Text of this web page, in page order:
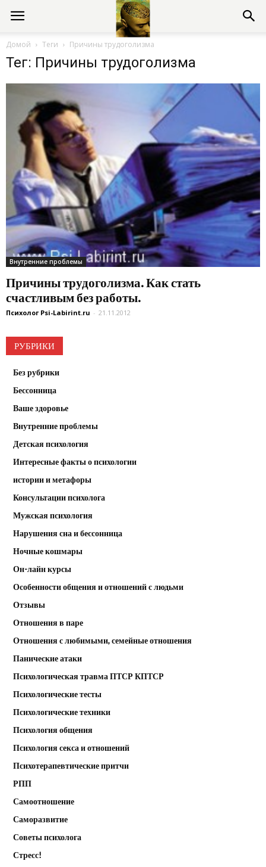
Консультации
психолога
онлайн
Домой Теги Причины трудоголизма
Тег: Причины трудоголизма
Внутренние проблемы
Причины трудоголизма. Как стать
счастливым без работы.
Психолог Psi-Labirint.ru - 21.11.2012
РУБРИКИ
Без рубрики
Бессонница
Ваше здоровье
Внутренние проблемы
Детская психология
Интересные факты о психологии
истории и метафоры
Консультации психолога
Мужская психология
Нарушения сна и бессонница
Ночные кошмары
Он-лайн курсы
Особенности общения и отношений с людьми
Отзывы
Отношения в паре
Отношения с любимыми, семейные отношения
Панические атаки
Психологическая травма ПТСР КПТСР
Психологические тесты
Психологические техники
Психология общения
Психология секса и отношений
Психотерапевтические притчи
РПП
Самоотношение
Саморазвитие
Советы психолога
Стресс!